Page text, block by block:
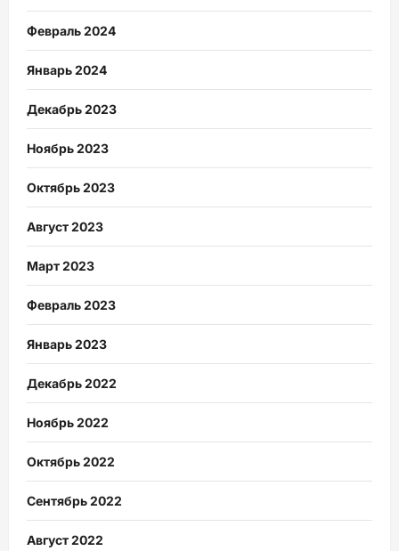
Февраль 2024
Январь 2024
Декабрь 2023
Ноябрь 2023
Октябрь 2023
Август 2023
Март 2023
Февраль 2023
Январь 2023
Декабрь 2022
Ноябрь 2022
Октябрь 2022
Сентябрь 2022
Август 2022